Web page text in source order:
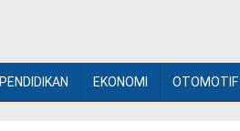
PENDIDIKAN EKONOMI OTOMOTIF